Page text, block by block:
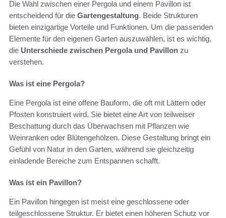
Die Wahl zwischen einer Pergola und einem Pavillon ist
entscheidend für die Gartengestaltung. Beide Strukturen
bieten einzigartige Vorteile und Funktionen. Um die passenden
Elemente für den eigenen Garten auszuwählen, ist es wichtig,
die Unterschiede zwischen Pergola und Pavillon zu
verstehen.
Was ist eine Pergola?
Eine Pergola ist eine offene Bauform, die oft mit Lättern oder
Pfosten konstruiert wird. Sie bietet eine Art von teilweiser
Beschattung durch das Überwachsen mit Pflanzen wie
Weinranken oder Blütengehölzen. Diese Gestaltung bringt ein
Gefühl von Natur in den Garten, während sie gleichzeitig
einladende Bereiche zum Entspannen schafft.
Was ist ein Pavillon?
Ein Pavillon hingegen ist meist eine geschlossene oder
teilgeschlossene Struktur. Er bietet einen höheren Schutz vor